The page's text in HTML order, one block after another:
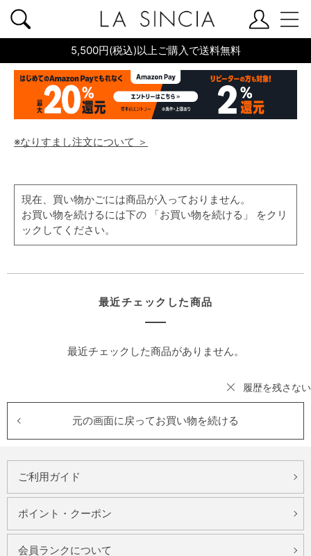
5,500円(税込)以上ご購入で送料無料
※なりすまし注文について ＞
現在、買い物かごには商品が入っておりません。
お買い物を続けるには下の 「お買い物を続ける」 をクリ
ックしてください。
最近チェックした商品
最近チェックした商品がありません。
履歴を残さない
元の画面に戻ってお買い物を続ける
ご利用ガイド
ポイント・クーポン
会員ランクについて